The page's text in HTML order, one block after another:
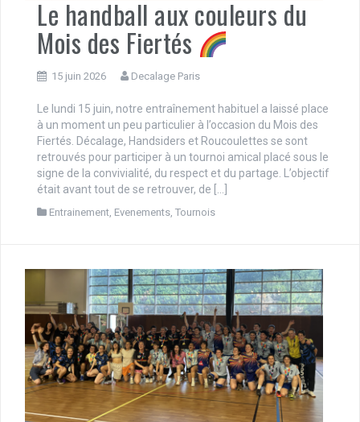
Le handball aux couleurs du
Mois des Fiertés
15 juin 2026 Decalage Paris
Le lundi 15 juin, notre entraînement habituel a laissé place
à un moment un peu particulier à l’occasion du Mois des
Fiertés. Décalage, Handsiders et Roucoulettes se sont
retrouvés pour participer à un tournoi amical placé sous le
signe de la convivialité, du respect et du partage. L’objectif
était avant tout de se retrouver, de […]
Entrainement Evenements Tournois